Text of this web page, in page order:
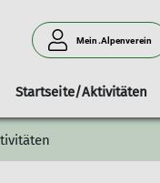
Mein.Alpenverein
Startseite/Aktivitäten
Mitteilungshefte